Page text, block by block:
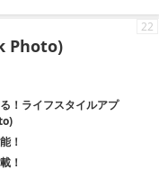
Photo)
！ライフスタイルアプ
！
！
22